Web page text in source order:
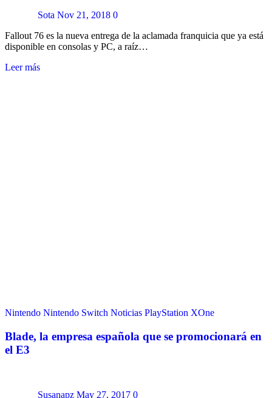
Sota Nov 21, 2018 0
Fallout 76 es la nueva entrega de la aclamada franquicia que ya está
disponible en consolas y PC, a raíz…
Leer más
Nintendo Nintendo Switch Noticias PlayStation XOne
Blade, la empresa española que se promocionará en
el E3
Susanapz May 27, 2017 0